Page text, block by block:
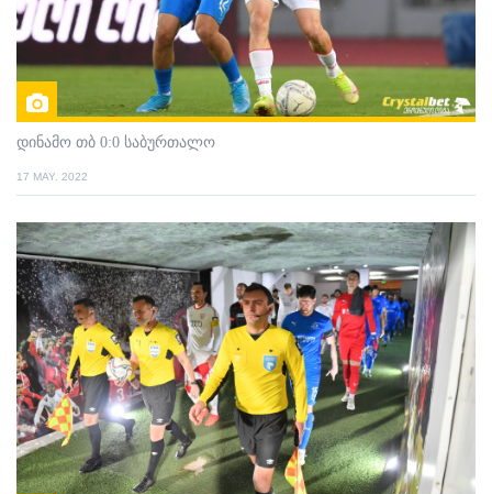
დინამო თბ 0:0 საბურთალო
17 MAY. 2022